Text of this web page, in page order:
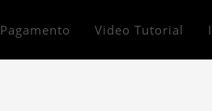
Pagamento Video Tutorial